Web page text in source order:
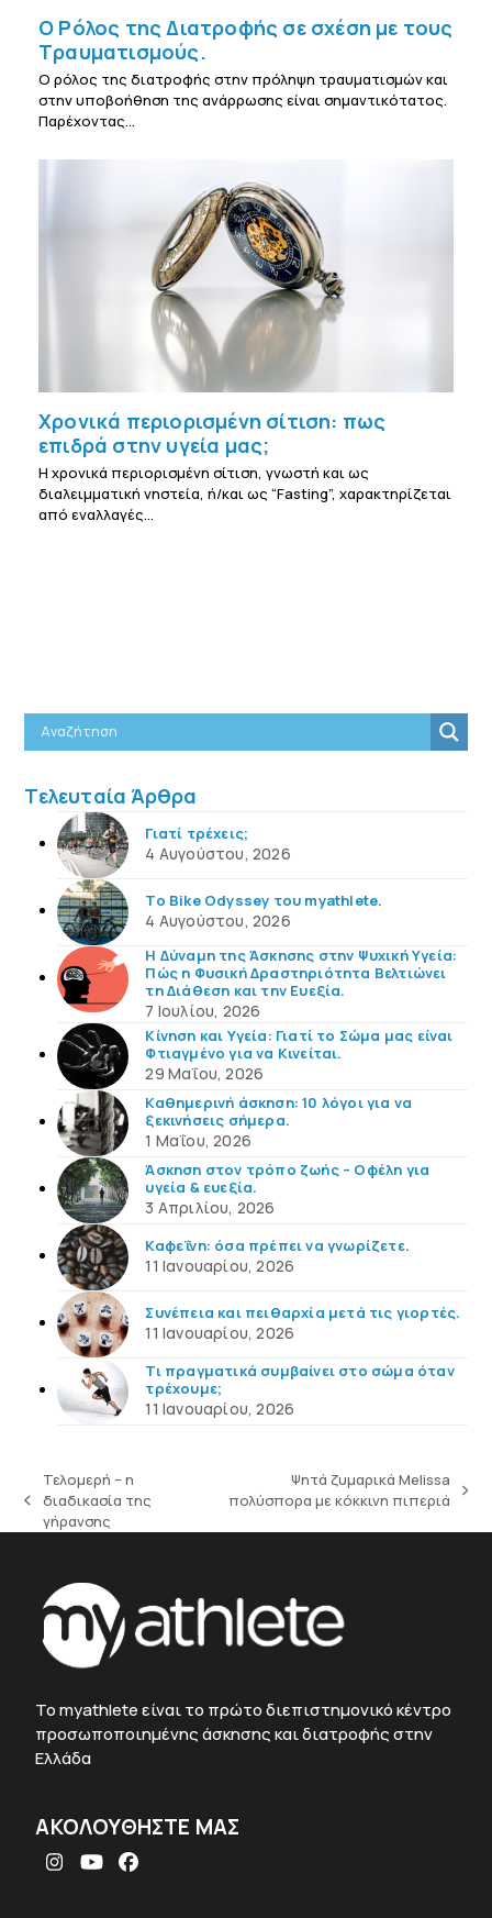
Ο Ρόλος της Διατροφής σε σχέση με τους
Τραυματισμούς.
Ο ρόλος της διατροφής στην πρόληψη τραυματισμών και
στην υποβοήθηση της ανάρρωσης είναι σημαντικότατος.
Παρέχοντας…
Χρονικά περιορισμένη σίτιση: πως
επιδρά στην υγεία μας;
Η χρονικά περιορισμένη σίτιση, γνωστή και ως
διαλειμματική νηστεία, ή/και ως “Fasting”, χαρακτηρίζεται
από εναλλαγές…
Τελευταία Άρθρα
Γιατί τρέχεις;
4 Αυγούστου, 2026
Το Bike Odyssey του myathlete.
4 Αυγούστου, 2026
Η Δύναμη της Άσκησης στην Ψυχική Υγεία:
Πώς η Φυσική Δραστηριότητα Βελτιώνει
τη Διάθεση και την Ευεξία.
7 Ιουλίου, 2026
Κίνηση και Υγεία: Γιατί το Σώμα μας είναι
Φτιαγμένο για να Κινείται.
29 Μαΐου, 2026
Καθημερινή άσκηση: 10 λόγοι για να
ξεκινήσεις σήμερα.
1 Μαΐου, 2026
Άσκηση στον τρόπο ζωής – Οφέλη για
υγεία & ευεξία.
3 Απριλίου, 2026
Καφεΐνη: όσα πρέπει να γνωρίζετε.
11 Ιανουαρίου, 2026
Συνέπεια και πειθαρχία μετά τις γιορτές.
11 Ιανουαρίου, 2026
Τι πραγματικά συμβαίνει στο σώμα όταν
τρέχουμε;
11 Ιανουαρίου, 2026
previous
post:
Τελομερή – η
διαδικασία της
γήρανσης
next
Ψητά ζυμαρικά Melissa
πολύσπορα με κόκκινη πιπεριά
To myathlete είναι το πρώτο διεπιστημονικό κέντρο
προσωποποιημένης άσκησης και διατροφής στην
Ελλάδα
ΑΚΟΛΟΥΘΗΣΤΕ ΜΑΣ
Instagram
YouTubeFacebook